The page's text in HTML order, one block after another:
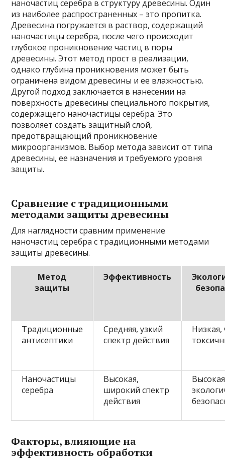
наночастиц серебра в структуру древесины. Один
из наиболее распространенных – это пропитка.
Древесина погружается в раствор, содержащий
наночастицы серебра, после чего происходит
глубокое проникновение частиц в поры
древесины. Этот метод прост в реализации,
однако глубина проникновения может быть
ограничена видом древесины и ее влажностью.
Другой подход заключается в нанесении на
поверхность древесины специального покрытия,
содержащего наночастицы серебра. Это
позволяет создать защитный слой,
предотвращающий проникновение
микроорганизмов. Выбор метода зависит от типа
древесины, ее назначения и требуемого уровня
защиты.
Сравнение с традиционными
методами защиты древесины
Для наглядности сравним применение
наночастиц серебра с традиционными методами
защиты древесины.
Метод
защиты
Эффективность
Традиционные
антисептики
Средняя, узкий
спектр действия
Низкая,
Наночастицы
серебра
Высокая,
широкий спектр
действия
Факторы, влияющие на
эффективность обработки